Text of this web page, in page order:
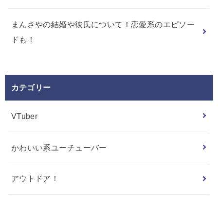
まんさやの結婚や彼氏について！恋愛系のエピソー
ドも！
カテゴリー
VTuber
かわいい系ユーチューバー
アウトドア！